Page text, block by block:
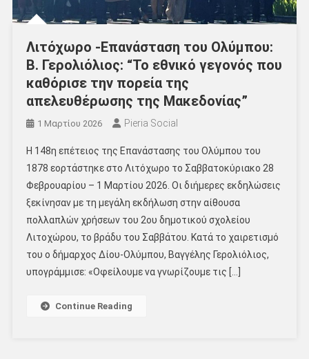
Λιτόχωρο -Επανάσταση του Ολύμπου:
Β. Γερολιόλιος: “Το εθνικό γεγονός που
καθόρισε την πορεία της
απελευθέρωσης της Μακεδονίας”
1 Μαρτίου 2026 Pieria Social
Η 148η επέτειος της Επανάστασης του Ολύμπου του
1878 εορτάστηκε στο Λιτόχωρο το Σαββατοκύριακο 28
Φεβρουαρίου – 1 Μαρτίου 2026. Οι διήμερες εκδηλώσεις
ξεκίνησαν με τη μεγάλη εκδήλωση στην αίθουσα
πολλαπλών χρήσεων του 2ου δημοτικού σχολείου
Λιτοχώρου, το βράδυ του Σαββάτου. Κατά το χαιρετισμό
του ο δήμαρχος Δίου-Ολύμπου, Βαγγέλης Γερολιόλιος,
υπογράμμισε: «Οφείλουμε να γνωρίζουμε τις […]
Continue Reading